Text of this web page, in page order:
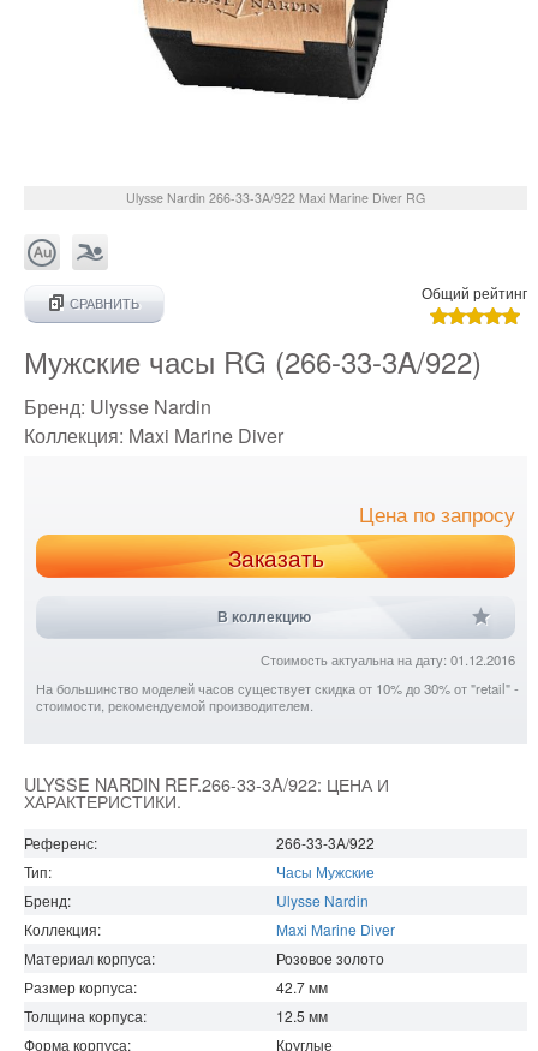
Ulysse Nardin 266-33-3A/922 Maxi Marine Diver RG
СРАВНИТЬ
Общий рейтинг
Мужские часы RG (266-33-3A/922)
Бренд: Ulysse Nardin
Коллекция: Maxi Marine Diver
Цена по запросу
Заказать
В коллекцию
Стоимость актуальна на дату: 01.12.2016
На большинство моделей часов существует скидка от 10% до 30% от "retail" -
стоимости, рекомендуемой производителем.
ULYSSE NARDIN REF.266-33-3A/922: ЦЕНА И
ХАРАКТЕРИСТИКИ.
Референс:
266-33-3A/922
Тип:
Часы Мужские
Бренд:
Ulysse Nardin
Коллекция:
Maxi Marine Diver
Материал корпуса:
Розовое золото
Размер корпуса:
42.7мм
Толщина корпуса:
12.5 мм
Форма корпуса:
Круглые